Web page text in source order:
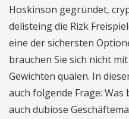
Hoskinson gegründet,
delisteing die Rizk
eine der sichersten
brauchen Sie sich nicht
Gewichten quälen. In
auch folgende Frage:
auch dubiose